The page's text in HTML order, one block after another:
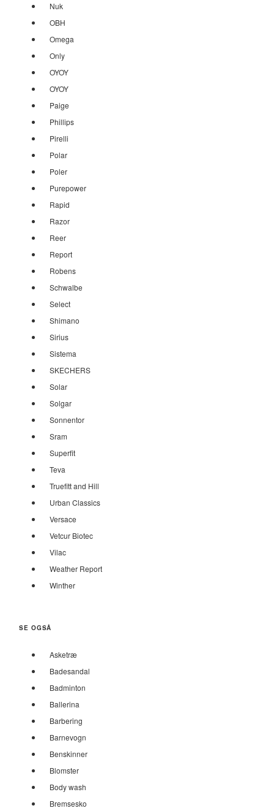
Nuk
OBH
Omega
Only
OYOY
OYOY
Paige
Phillips
Pirelli
Polar
Poler
Purepower
Rapid
Razor
Reer
Report
Robens
Schwalbe
Select
Shimano
Sirius
Sistema
SKECHERS
Solar
Solgar
Sonnentor
Sram
Superfit
Teva
Truefitt and Hill
Urban Classics
Versace
Vetcur Biotec
Vilac
Weather Report
Winther
SE OGSÅ
Asketræ
Badesandal
Badminton
Ballerina
Barbering
Barnevogn
Benskinner
Blomster
Body wash
Bremsesko